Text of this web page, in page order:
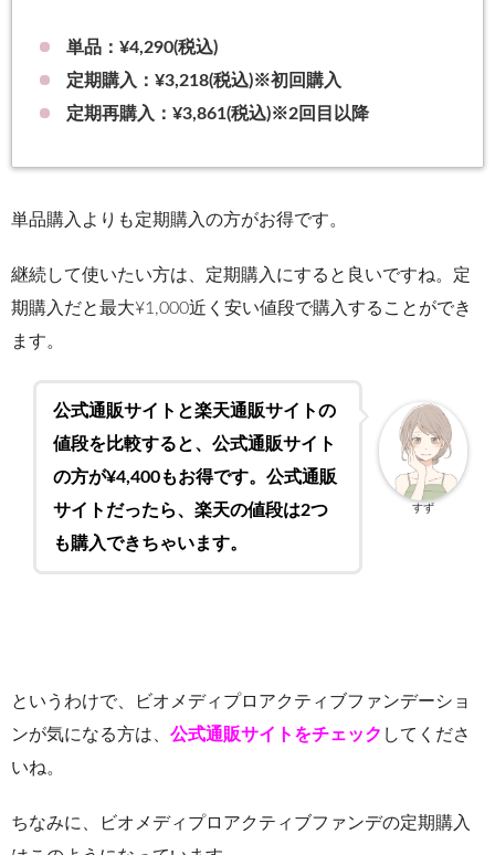
単品：¥4,290(税込)
定期購入：¥3,218(税込)※初回購入
定期再購入：¥3,861(税込)※2回目以降
単品購入よりも定期購入の方がお得です。
継続して使いたい方は、定期購入にすると良いですね。定
期購入だと最大¥1,000近く安い値段で購入することができ
ます。
公式通販サイトと楽天通販サイトの
値段を比較すると、公式通販サイト
の方が¥4,400もお得です。公式通販
サイトだったら、楽天の値段は2つ
も購入できちゃいます。
すず
というわけで、ビオメディプロアクティブファンデーショ
ンが気になる方は、 公式通販サイトをチェック してくださ
いね。
ちなみに、ビオメディプロアクティブファンデの定期購入